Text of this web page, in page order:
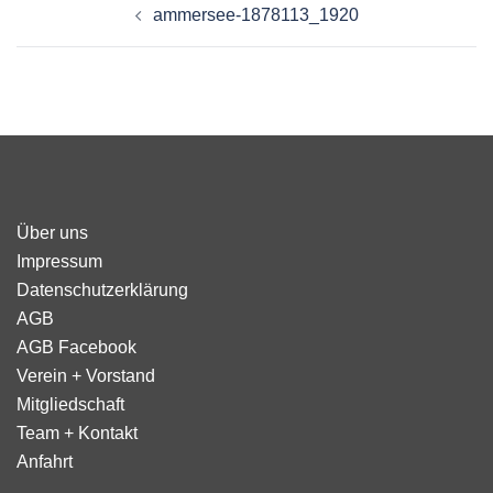
ammersee-1878113_1920
Über uns
Impressum
Datenschutzerklärung
AGB
AGB Facebook
Verein + Vorstand
Mitgliedschaft
Team + Kontakt
Anfahrt